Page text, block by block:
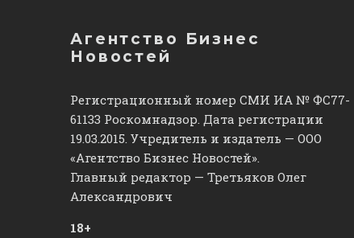
Агентство Бизнес
Новостей
Регистрационный номер СМИ ИА № ФС77-
61133 Роскомнадзор. Дата регистрации
19.03.2015. Учредитель и издатель — ООО
«Агентство Бизнес Новостей».
Главный редактор — Третьяков Олег
Александрович
18+